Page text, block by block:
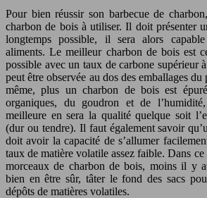
Pour bien réussir son barbecue de
charbon de bois à utiliser. Il doit présenter
longtemps possible, il sera alors
aliments. Le meilleur charbon de bois est
possible avec un taux de carbone supérieur
peut être observée au dos des emballages
même, plus un charbon de bois est
organiques, du goudron et de
meilleure en sera la qualité quelque soit
(dur ou tendre). Il faut également savoir
doit avoir la capacité de s’allumer
taux de matière volatile assez faible. Dans
morceaux de charbon de bois, moins il y
bien en être sûr, tâter le fond des sacs
dépôts de matières volatiles.